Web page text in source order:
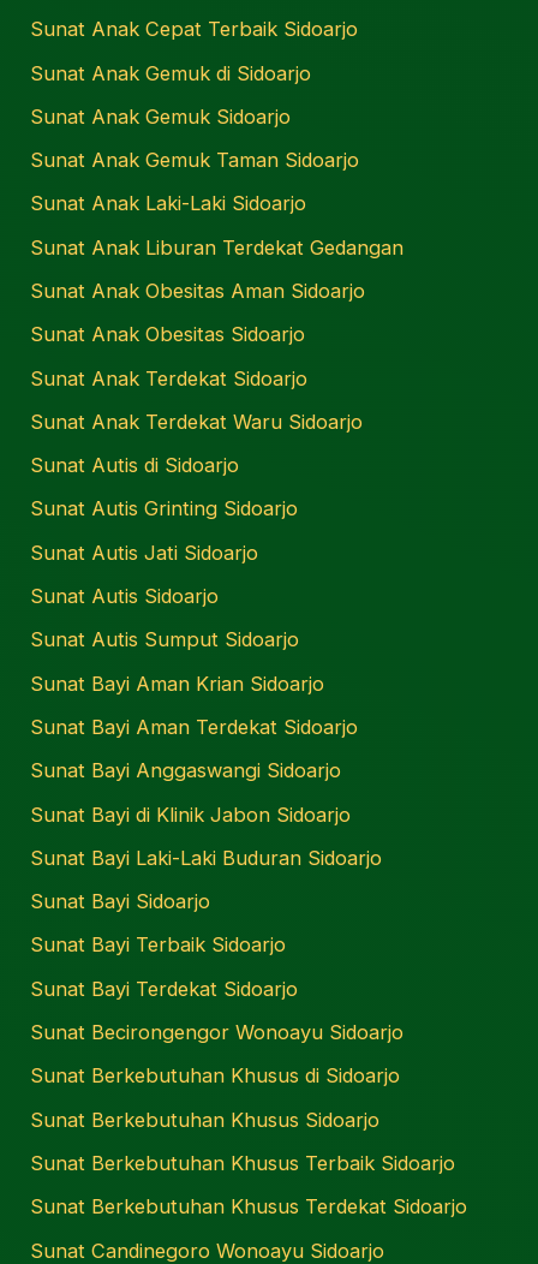
Sunat Anak Cepat Terbaik Sidoarjo
Sunat Anak Gemuk di Sidoarjo
Sunat Anak Gemuk Sidoarjo
Sunat Anak Gemuk Taman Sidoarjo
Sunat Anak Laki-Laki Sidoarjo
Sunat Anak Liburan Terdekat Gedangan
Sunat Anak Obesitas Aman Sidoarjo
Sunat Anak Obesitas Sidoarjo
Sunat Anak Terdekat Sidoarjo
Sunat Anak Terdekat Waru Sidoarjo
Sunat Autis di Sidoarjo
Sunat Autis Grinting Sidoarjo
Sunat Autis Jati Sidoarjo
Sunat Autis Sidoarjo
Sunat Autis Sumput Sidoarjo
Sunat Bayi Aman Krian Sidoarjo
Sunat Bayi Aman Terdekat Sidoarjo
Sunat Bayi Anggaswangi Sidoarjo
Sunat Bayi di Klinik Jabon Sidoarjo
Sunat Bayi Laki-Laki Buduran Sidoarjo
Sunat Bayi Sidoarjo
Sunat Bayi Terbaik Sidoarjo
Sunat Bayi Terdekat Sidoarjo
Sunat Becirongengor Wonoayu Sidoarjo
Sunat Berkebutuhan Khusus di Sidoarjo
Sunat Berkebutuhan Khusus Sidoarjo
Sunat Berkebutuhan Khusus Terbaik Sidoarjo
Sunat Berkebutuhan Khusus Terdekat Sidoarjo
Sunat Candinegoro Wonoayu Sidoarjo